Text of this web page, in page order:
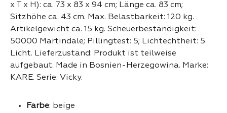
x T x H): ca. 73 x 83 x 94 cm; Länge ca. 83 cm;
Sitzhöhe ca. 43 cm. Max. Belastbarkeit: 120 kg.
Artikelgewicht ca. 15 kg. Scheuerbeständigkeit:
50000 Martindale; Pillingtest: 5; Lichtechtheit: 5
Licht. Lieferzustand: Produkt ist teilweise
aufgebaut. Made in Bosnien-Herzegowina. Marke:
KARE. Serie: Vicky.
Farbe: beige